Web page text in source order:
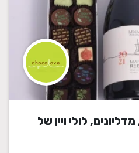
לולי ויין של